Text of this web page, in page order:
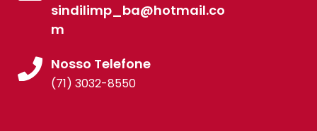
sindilimp_ba@hotmail.co
m
Nosso Telefone
(71) 3032-8550